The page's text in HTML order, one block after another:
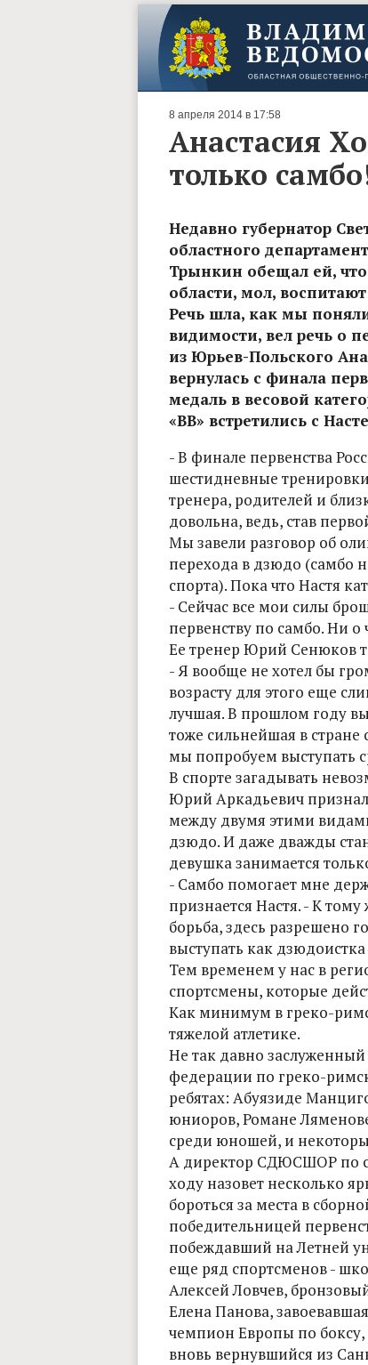
8 апреля 2014 в 17:58
Анастасия
только
Недавно губернатор
областного
Трынкин обещал ей,
области, мол,
Речь шла, как мы
видимости, вел речь о
из Юрьев-Польского
вернулась с финала
медаль в весовой
«ВВ» встретились с
- В финале первенства
шестидневные
тренера, родителей и
довольна, ведь, став
Мы завели разговор об
перехода в дзюдо (самбо
спорта). Пока что Настя
- Сейчас все мои силы
первенству по самбо. Ни
Ее тренер Юрий Сенюков
- Я вообще не хотел бы
возрасту для этого еще
лучшая. В прошлом году
тоже сильнейшая в
мы попробуем выступать
В спорте загадывать
Юрий Аркадьевич
между двумя этими
дзюдо. И даже дважды
девушка занимается
- Самбо помогает мне
признается Настя. - К
борьба, здесь разрешено
выступать как
Тем временем у нас в
спортсмены, которые
Как минимум в греко-
тяжелой атлетике.
Не так давно
федерации по греко-
ребятах: Абуязиде
юниоров, Романе
среди юношей, и
А директор СДЮСШОР по
ходу назовет несколько
бороться за места в
победительницей
побеждавший на Летней
еще ряд спортсменов -
Алексей Ловчев,
Елена Панова,
чемпион Европы по боксу,
вновь вернувшийся из